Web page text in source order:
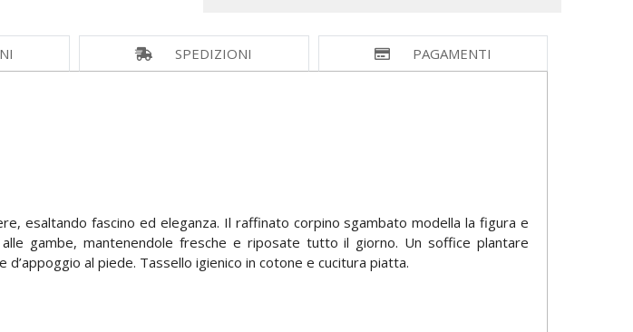
SPEDIZIONI PAGAMENTI
esaltando fascino ed eleganza. Il raffinato corpino sgambato modella la figura e
gambe, mantenendole fresche e riposate tutto il giorno. Un soffice plantare
al piede. Tassello igienico in cotone e cucitura piatta.